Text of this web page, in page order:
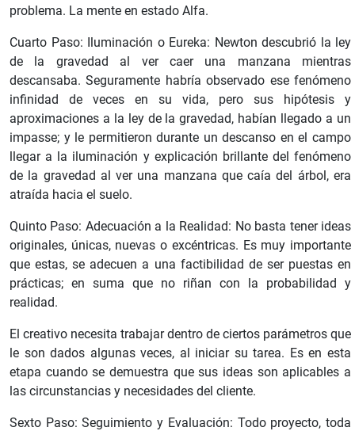
problema. La mente en estado Alfa.
Cuarto Paso: Iluminación o Eureka: Newton descubrió la ley
de la gravedad al ver caer una manzana mientras
descansaba. Seguramente habría observado ese fenómeno
infinidad de veces en su vida, pero sus hipótesis y
aproximaciones a la ley de la gravedad, habían llegado a un
impasse; y le permitieron durante un descanso en el campo
llegar a la iluminación y explicación brillante del fenómeno
de la gravedad al ver una manzana que caía del árbol, era
atraída hacia el suelo.
Quinto Paso: Adecuación a la Realidad: No basta tener ideas
originales, únicas, nuevas o excéntricas. Es muy importante
que estas, se adecuen a una factibilidad de ser puestas en
prácticas; en suma que no riñan con la probabilidad y
realidad.
El creativo necesita trabajar dentro de ciertos parámetros que
le son dados algunas veces, al iniciar su tarea. Es en esta
etapa cuando se demuestra que sus ideas son aplicables a
las circunstancias y necesidades del cliente.
Sexto Paso: Seguimiento y Evaluación: Todo proyecto, toda